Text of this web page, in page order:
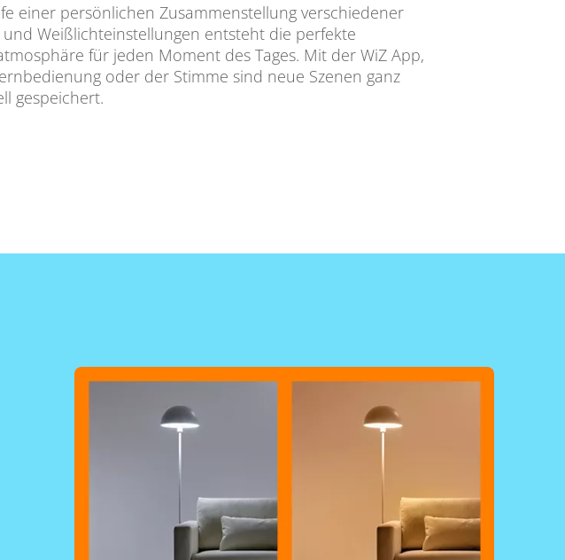
einer persönlichen Zusammenstellung verschiedener
und Weißlichteinstellungen entsteht die perfekte
für jeden Moment des Tages. Mit der WiZ App,
oder der Stimme sind neue Szenen ganz
gespeichert.